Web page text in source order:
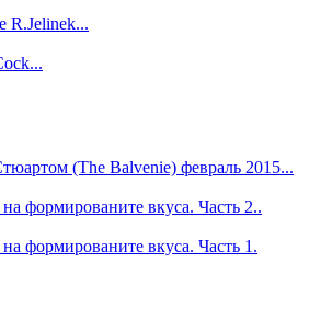
R.Jelinek...
(The Balvenie) февраль 2015...
формированите вкуса. Часть 2..
формированите вкуса. Часть 1.